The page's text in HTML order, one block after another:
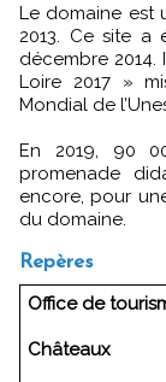
Le domaine est
2013. Ce site a
décembre
Loire 2017 »
Mondial de
En 2019, 90
promenade
encore, pour
du domaine.
Repères
Office de
Châteaux